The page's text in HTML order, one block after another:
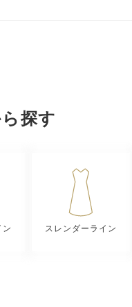
探す
ン スレンダーライン